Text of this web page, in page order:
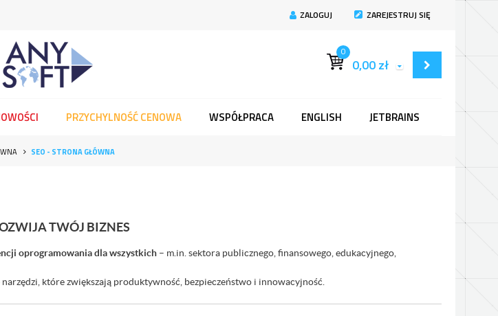
ZALOGUJ ZAREJESTRUJ SIĘ
0
0,00zł
PRZYCHYLNOŚĆ CENOWA WSPÓŁPRACA ENGLISH JETBRAINS
SEO - STRONA GŁÓWNA
TWÓJ BIZNES
oprogramowania dla wszystkich – m.in. sektora publicznego, finansowego, edukacyjnego,
które zwiększają produktywność, bezpieczeństwo i innowacyjność.